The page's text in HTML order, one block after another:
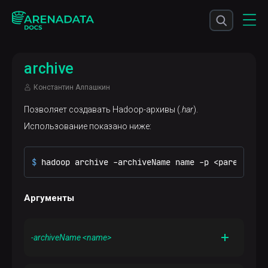
archive
Константин Алпашкин
Позволяет создавать Hadoop-архивы ( .har).
Использование показано ниже:
$ hadoop archive -archiveName name -p
Аргументы
-archiveName <name>